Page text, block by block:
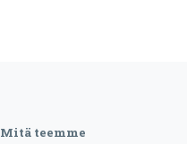
Mitä teemme